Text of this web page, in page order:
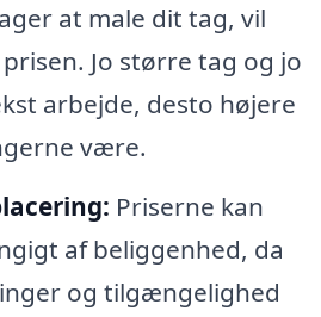
at male dit tag, vil
Jo større tag og jo
arbejde, desto højere
være.
Priserne kan
af beliggenhed, da
og tilgængelighed